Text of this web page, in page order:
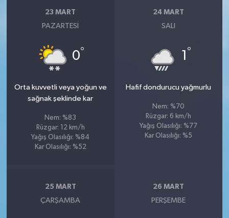
23 MART
PAZARTESI
0°
Orta kuvvetli veya yoğun ve
sağnak şeklinde kar
Nem: %83
Rüzgar: 12 km/h
Yağış Olasılığı: %84
Kar Olasılığı: %52
24 MART
SALI
1 °
Hafif dondurucu yağmurlu
Nem: %70
Rüzgar: 6 km/h
Yağış Olasılığı: %77
Kar Olasılığı: %5
25 MART
ÇARŞAMBA
26 MART
PERŞEMBE